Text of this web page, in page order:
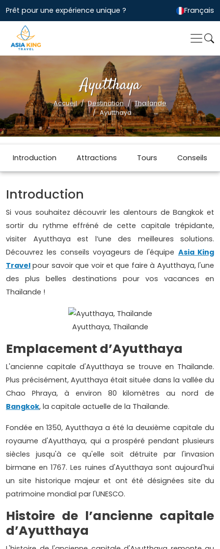
Prêt pour une expérience unique ? Français
Ayutthaya
Accueil Destination
Thailande
Ayutthaya
Introduction Attractions Tours Conseils
Introduction
Si vous souhaitez découvrir les alentours de Bangkok et
sortir du rythme effréné de cette capitale trépidante,
visiter Ayutthaya est l’une des meilleures solutions.
Découvrez les conseils voyageurs de l'équipe Asia King
Travel pour savoir que voir et que faire à Ayutthaya, l'une
des plus belles destinations pour vos vacances en
Thaïlande !
Ayutthaya, Thaïlande
Emplacement d’Ayutthaya
L'ancienne capitale d'Ayutthaya se trouve en Thaïlande.
Plus précisément, Ayutthaya était située dans la vallée du
Chao Phraya, à environ 80 kilomètres au nord de
Bangkok, la capitale actuelle de la Thaïlande.
Fondée en 1350, Ayutthaya a été la deuxième capitale du
royaume d'Ayutthaya, qui a prospéré pendant plusieurs
siècles jusqu'à ce qu'elle soit détruite par l'invasion
birmane en 1767. Les ruines d'Ayutthaya sont aujourd'hui
un site historique majeur et ont été désignées site du
patrimoine mondial par l'UNESCO.
Histoire de l’ancienne capitale
d’Ayutthaya